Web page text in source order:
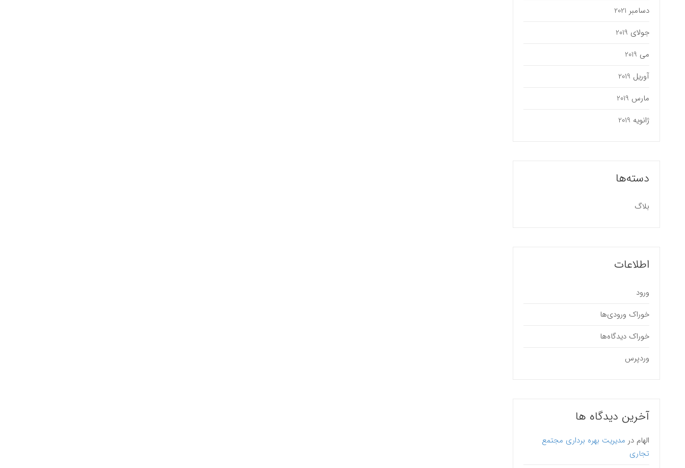
دسامبر 2021
جولای 2019
می 2019
آوریل 2019
مارس 2019
ژانویه 2019
دسته‌ها
بلاگ
اطلاعات
ورود
خوراک ورودی‌ها
خوراک دیدگاه‌ها
وردپرس
آخرین دیدگاه ها
الهام در مدیریت بهره برداری مجتمع
تجاری